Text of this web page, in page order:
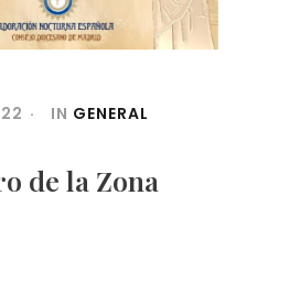
IN GENERAL
de la Zona